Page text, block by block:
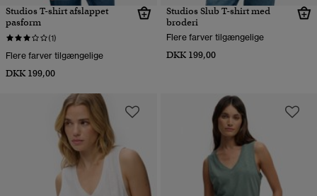
Studios T-shirt afslappet
pasform
(1)
Flere farver tilgængelige
DKK 199,00
Studios Slub T-shirt med
broderi
Flere farver tilgængelige
DKK 199,00